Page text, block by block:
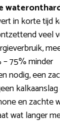
in korte tijd
veel
75% minder
nodig, een
en zachte
wat langer